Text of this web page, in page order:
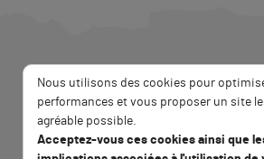
Nous utilisons des cookies pour
performances et vous proposer un site
agréable possible.
Acceptez-vous ces cookies ainsi que